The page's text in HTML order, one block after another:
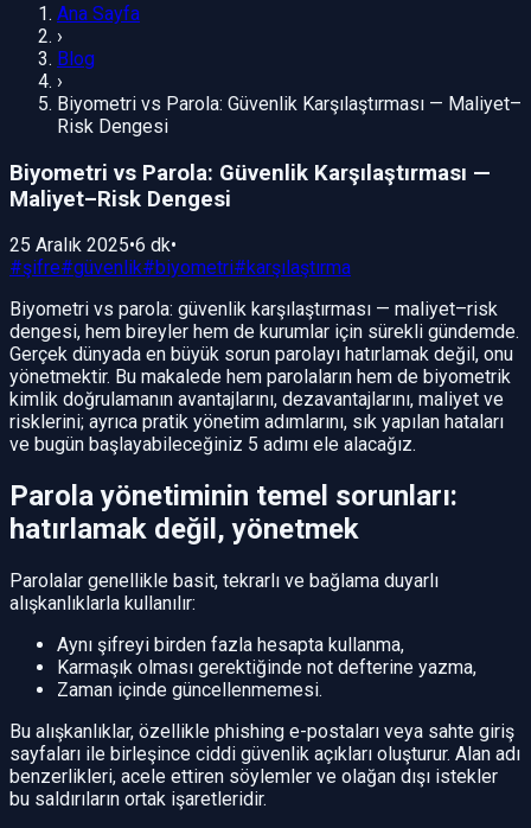
Ana Sayfa
›
Blog
›
Biyometri vs Parola: Güvenlik Karşılaştırması — Maliyet–
Risk Dengesi
Biyometri vs Parola: Güvenlik Karşılaştırması —
Maliyet–Risk Dengesi
25 Aralık 2025•6 dk•
#şifre#güvenlik#biyometri#karşılaştırma
Biyometri vs parola: güvenlik karşılaştırması — maliyet–risk
dengesi, hem bireyler hem de kurumlar için sürekli gündemde.
Gerçek dünyada en büyük sorun parolayı hatırlamak değil, onu
yönetmektir. Bu makalede hem parolaların hem de biyometrik
kimlik doğrulamanın avantajlarını, dezavantajlarını, maliyet ve
risklerini; ayrıca pratik yönetim adımlarını, sık yapılan hataları
ve bugün başlayabileceğiniz 5 adımı ele alacağız.
Parola yönetiminin temel sorunları:
hatırlamak değil, yönetmek
Parolalar genellikle basit, tekrarlı ve bağlama duyarlı
alışkanlıklarla kullanılır:
Aynı şifreyi birden fazla hesapta kullanma,
Karmaşık olması gerektiğinde not defterine yazma,
Zaman içinde güncellenmemesi.
Bu alışkanlıklar, özellikle phishing e-postaları veya sahte giriş
sayfaları ile birleşince ciddi güvenlik açıkları oluşturur. Alan adı
benzerlikleri, acele ettiren söylemler ve olağan dışı istekler
bu saldırıların ortak işaretleridir.